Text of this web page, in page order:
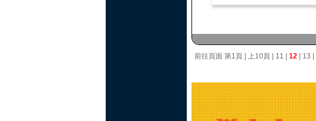
前往頁面 第1頁 上10頁 11 12 13